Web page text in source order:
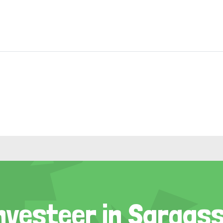
in